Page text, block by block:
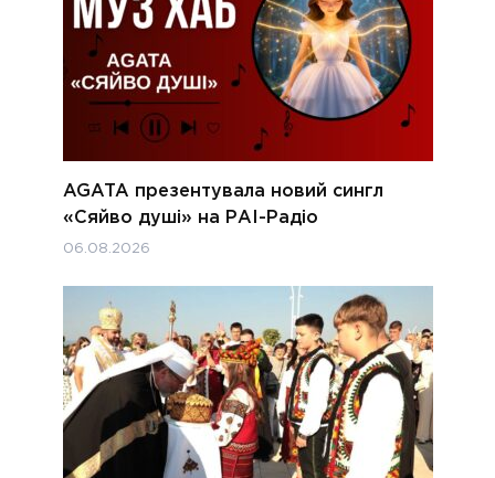
AGATA презентувала новий сингл
«Сяйво душі» на РАІ-Радіо
06.08.2026